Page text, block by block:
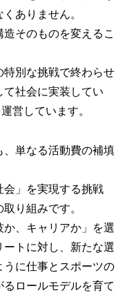
ありません。
そのものを変えるこ
別な挑戦で終わらせ
て社会に実装してい
営しています。
単なる活動費の補填
会」を実現する挑戦
り組みです。
か、キャリアか」を選
トに対し、新たな選
に仕事とスポーツの
ロールモデルを育て